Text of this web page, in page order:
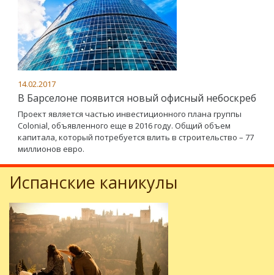
14.02.2017
В Барселоне появится новый офисный небоскреб
Проект является частью инвестиционного плана группы
Colonial, объявленного еще в 2016 году. Общий объем
капитала, который потребуется влить в строительство – 77
миллионов евро.
Испанские каникулы